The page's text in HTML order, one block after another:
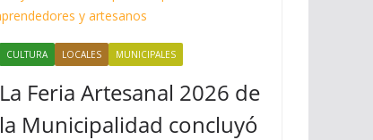
CULTURA LOCALES MUNICIPALES
La Feria Artesanal 2026 de
la Municipalidad concluyó